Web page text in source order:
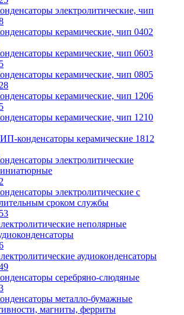
электролитические, чип
керамические, чип 0402
керамические, чип 0603
керамические, чип 0805
керамические, чип 1206
керамические, чип 1210
конденсаторы керамические 1812
электролитические
электролитические с
сроком службы
неполярные
аудиоконденсаторы
серебряно-слюдяные
металло-бумажные
магниты, ферриты